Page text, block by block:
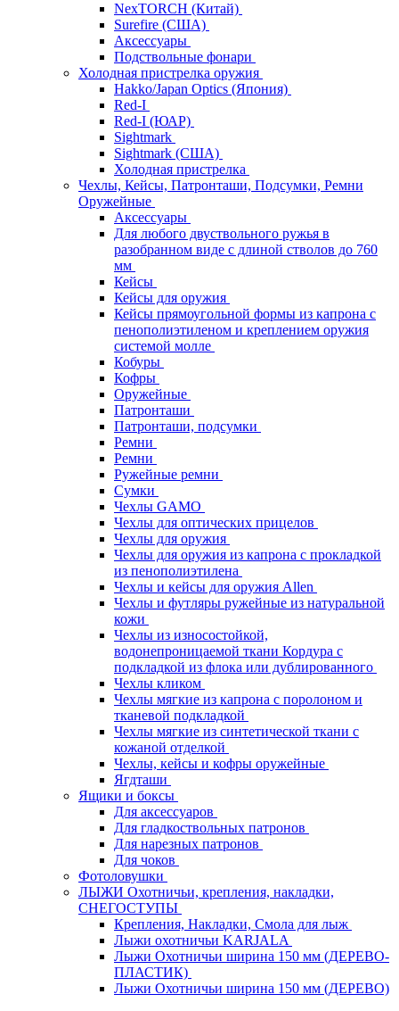
NexTORCH (Китай)
Surefire (США)
Аксессуары
Подствольные фонари
Холодная пристрелка оружия
Hakko/Japan Optics (Япония)
Red-I
Red-I (ЮАР)
Sightmark
Sightmark (США)
Холодная пристрелка
Чехлы, Кейсы, Патронташи, Подсумки, Ремни
Оружейные
Аксессуары
Для любого двуствольного ружья в
разобранном виде с длиной стволов до 760
мм
Кейсы
Кейсы для оружия
Кейсы прямоугольной формы из капрона с
пенополиэтиленом и креплением оружия
системой молле
Кобуры
Кофры
Оружейные
Патронташи
Патронташи, подсумки
Ремни
Ремни
Ружейные ремни
Сумки
Чехлы GAMO
Чехлы для оптических прицелов
Чехлы для оружия
Чехлы для оружия из капрона с прокладкой
из пенополиэтилена
Чехлы и кейсы для оружия Allen
Чехлы и футляры ружейные из натуральной
кожи
Чехлы из износостойкой,
водонепроницаемой ткани Кордура с
подкладкой из флока или дублированного
Чехлы кликом
Чехлы мягкие из капрона с поролоном и
тканевой подкладкой
Чехлы мягкие из синтетической ткани с
кожаной отделкой
Чехлы, кейсы и кофры оружейные
Ягдташи
Ящики и боксы
Для аксессуаров
Для гладкоствольных патронов
Для нарезных патронов
Для чоков
Фотоловушки
ЛЫЖИ Охотничьи, крепления, накладки,
СНЕГОСТУПЫ
Крепления, Накладки, Смола для лыж
Лыжи охотничьи KARJALA
Лыжи Охотничьи ширина 150 мм (ДЕРЕВО-
ПЛАСТИК)
Лыжи Охотничьи ширина 150 мм (ДЕРЕВО)